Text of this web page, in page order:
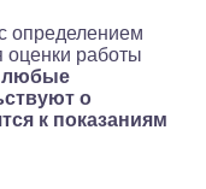
определением
оценки работы
любые
о
к показаниям